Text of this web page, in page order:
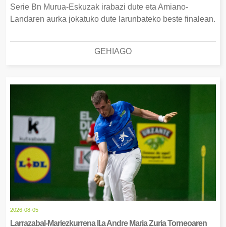
Serie Bn Murua-Eskuzak irabazi dute eta Amiano-
Landaren aurka jokatuko dute larunbateko beste finalean.
GEHIAGO
2026-08-05
Larrazabal-Mariezkurrena II.a Andre Maria Zuria Torneoaren